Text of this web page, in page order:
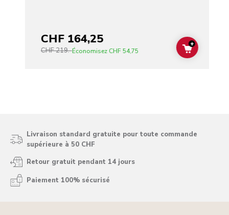
CHF 164,25
CHF 219.-ÉconomisezCHF 54,75 ADD TO
+
Livraison standard gratuite pour toute commande
supérieure à 50 CHF
Retour gratuit pendant 14 jours
Paiement 100% sécurisé